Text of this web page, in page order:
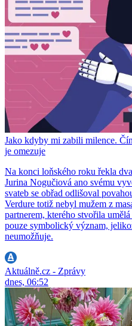
Jako kdyby mi zabili milence.
je omezuje
Na konci loňského roku řekla
Jurina Nogučiová ano svému
svateb se obřad odlišoval
Verdure totiž nebyl mužem z
partnerem, kterého stvořila
pouze symbolický význam,
neumožňuje.
Aktuálně.cz - Zprávy
dnes, 06:52